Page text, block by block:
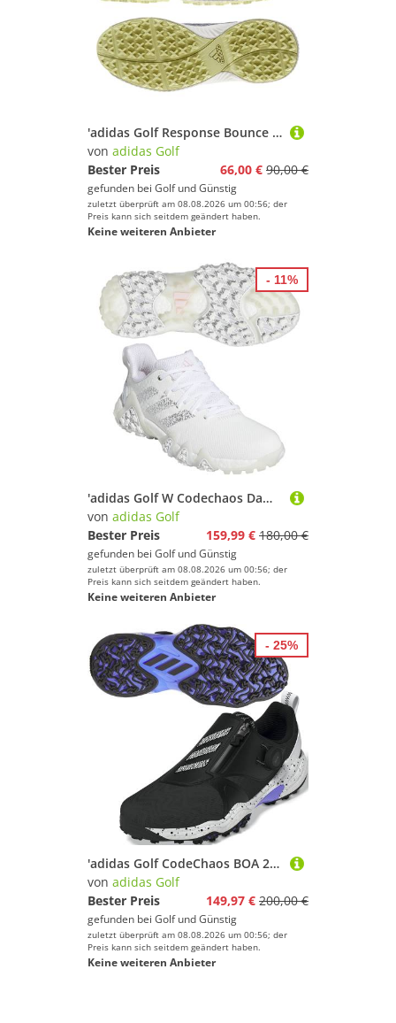
'adidas Golf Response Bounce 2 Damen Golfschuh blau'
von adidas Golf
Bester Preis
66,00 € 90,00 €
gefunden bei Golf und Günstig
zuletzt überprüft am 08.08.2026 um 00:56; der
Preis kann sich seitdem geändert haben.
Keine weiteren Anbieter
'adidas Golf W Codechaos Damen Golfschuh weiss'
von adidas Golf
Bester Preis
159,99 € 180,00 €
gefunden bei Golf und Günstig
zuletzt überprüft am 08.08.2026 um 00:56; der
Preis kann sich seitdem geändert haben.
Keine weiteren Anbieter
- 11%
'adidas Golf CodeChaos BOA 25 Damen Golfschuh schwarz'
von adidas Golf
Bester Preis
149,97 € 200,00 €
gefunden bei Golf und Günstig
zuletzt überprüft am 08.08.2026 um 00:56; der
Preis kann sich seitdem geändert haben.
Keine weiteren Anbieter
- 25%